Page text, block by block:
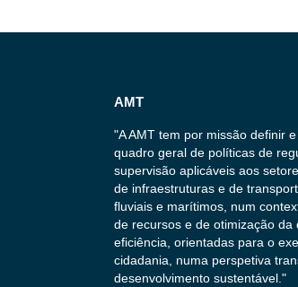
AMT
"A AMT tem por missão definir
quadro geral de políticas de
supervisão aplicáveis aos
de infraestruturas e de
fluviais e marítimos, num
de recursos e de otimização da
eficiência, orientadas para o
cidadania, numa perspetiva
desenvolvimento sustentável."